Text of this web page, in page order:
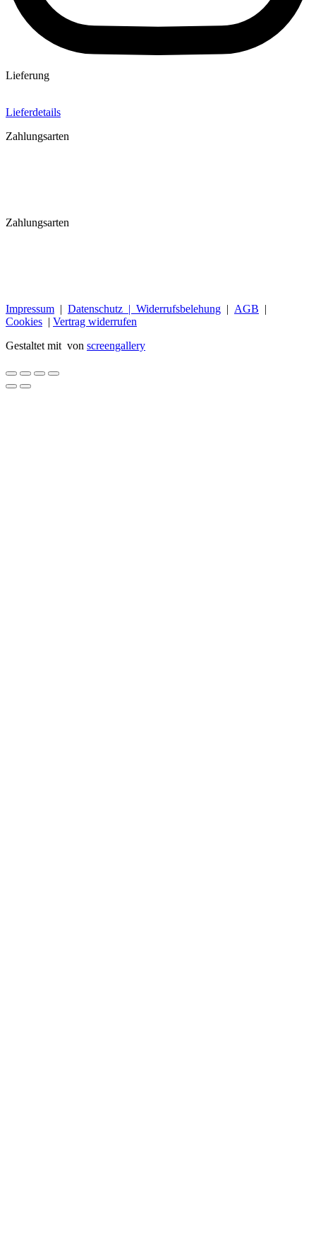
Lieferung
Lieferdetails
Zahlungsarten
Zahlungsarten
Impressum | Datenschutz | Widerrufsbelehung | AGB |
Cookies | Vertrag widerrufen
Gestaltet mit von screengallery